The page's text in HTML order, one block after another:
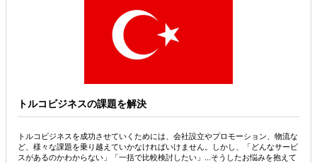
トルコビジネスの課題を解決
トルコビジネスを成功させていくためには、会社設立やプロモーション、物流な
ど、様々な課題を乗り越えていかなければいけません。しかし、「どんなサービ
スがあるのかわからない」「一括で比較検討したい」...そうしたお悩みを抱えて